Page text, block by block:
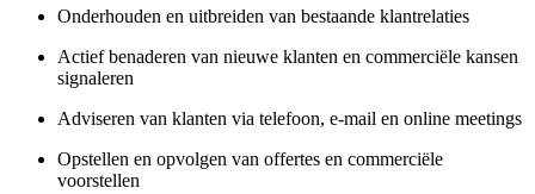
Onderhouden en uitbreiden van bestaande klantrelaties
Actief benaderen van nieuwe klanten en commerciële kansen
signaleren
Adviseren van klanten via telefoon, e-mail en online meetings
Opstellen en opvolgen van offertes en commerciële
voorstellen